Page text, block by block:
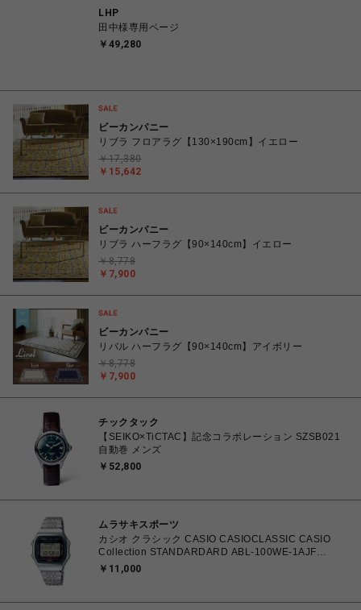
LHP
田中様専用ページ
￥49,280
ビーカンパニー
リブラ フロアラグ【130×190cm】イエロー
￥15,642
￥17,380
ビーカンパニー
リブラ ハーフラグ【90×140cm】イエロー
￥7,900
￥8,778
ビーカンパニー
リバル ハーフラグ【90×140cm】アイボリー
￥7,900
￥8,778
チックタック
【SEIKO×TiCTAC】記念コラボレーション SZSB021
自動巻 メンズ
￥52,800
ムラサキスポーツ
カシオ クラシック CASIO CASIOCLASSIC CASIO
Collection STANDARDARD ABL-100WE-1AJF
4549526378195 メンズ レディース 腕時計 国内正規
￥11,000